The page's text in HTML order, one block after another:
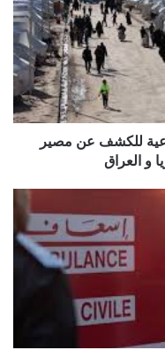
للكشف عن مصير
و العراق